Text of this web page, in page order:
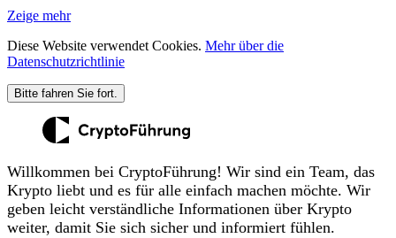
Zeige mehr
Diese Website verwendet Cookies. Mehr über die
Datenschutzrichtlinie
Bitte fahren Sie fort.
Willkommen bei CryptoFührung! Wir sind ein Team, das
Krypto liebt und es für alle einfach machen möchte. Wir
geben leicht verständliche Informationen über Krypto
weiter, damit Sie sich sicher und informiert fühlen.